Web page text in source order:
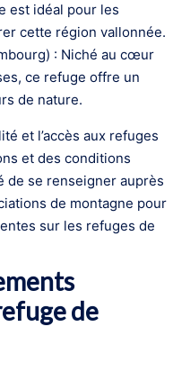
est idéal pour les
cette région vallonnée.
: Niché au cœur
ce refuge offre un
de nature.
et l’accès aux refuges
et des conditions
de se renseigner auprès
de montagne pour
sur les refuges de
de